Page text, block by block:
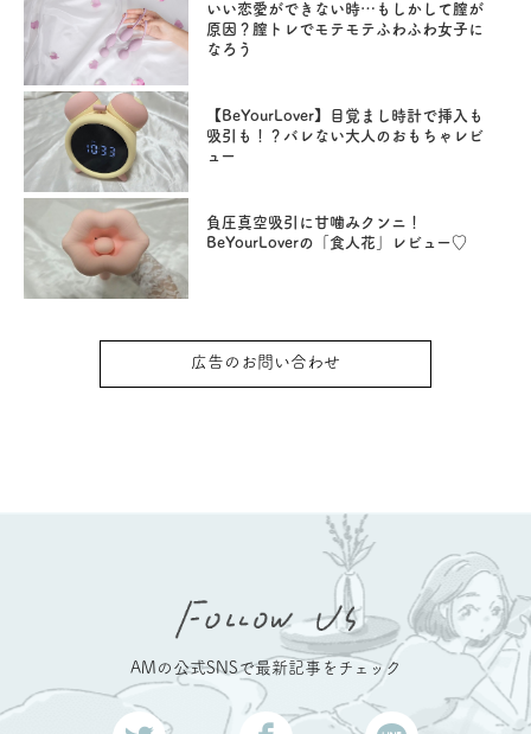
いい恋愛ができない時…もしかして膣が
原因？膣トレでモテモテふわふわ女子に
なろう
【BeYourLover】目覚まし時計で挿入も
吸引も！？バレない大人のおもちゃレビ
ュー
負圧真空吸引に甘噛みクンニ！
BeYourLoverの「食人花」レビュー♡
広告のお問い合わせ
AMの公式SNSで最新記事をチェック